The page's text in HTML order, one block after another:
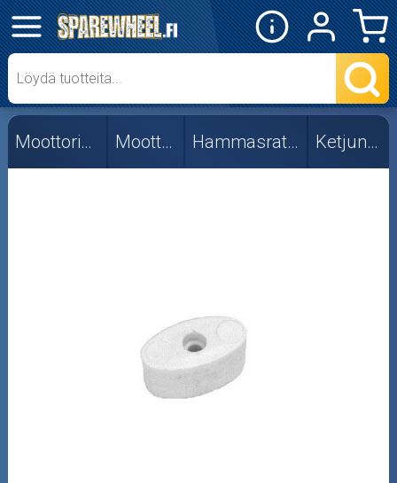
✕
Mopon osat
Skootterin osat
Crossipyörän osat
Puutarha ja metsä
Moottorikelkan osat Moottorin osat Hammasrattaat ja -ketjut Ketjunkiristimet